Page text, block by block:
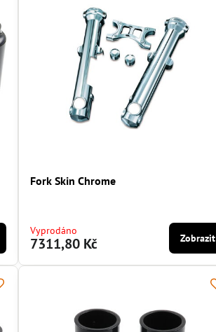
Fork Skin Chrome
Vyprodáno
7311,80 Kč Zobrazit